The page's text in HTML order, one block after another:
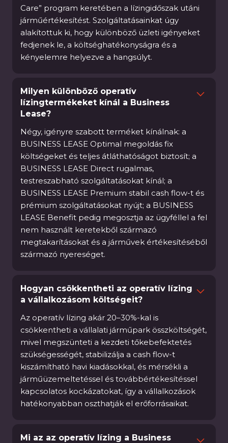
Care” program keretében a lízingidőszak utáni
járműértékesítést. Szolgáltatásainkat úgy
alakítottuk ki, hogy különböző üzleti igényeket
fedjenek le, a költséghatékonyságra és a
kényelemre helyezve a hangsúlyt.
Milyen különböző operatív
lízingtermékeket kínál a Business
Lease?
Négy, igényre szabott terméket kínálnak: a
BUSINESS LEASE Optimal megoldás fix
költségeket és teljes átláthatóságot biztosít; a
BUSINESS LEASE Direct rugalmas,
testreszabható szolgáltatásokat kínál; a
BUSINESS LEASE Premium stabil cash flow-t és
prémium szolgáltatásokat nyújt; a BUSINESS
LEASE Benefit pedig megosztja az ügyféllel a fel
nem használt keretekből származó
megtakarításokat és a járművek értékesítéséből
származó nyereséget.
Hogyan csökkentheti az operatív lízing
a vállalkozásom költségeit?
Az operatív lízing akár 20–30%-kal is
csökkentheti a vállalati járműpark összköltségét,
mivel megszünteti a kezdeti tőkebefektetés
szükségességét, stabilizálja a cash flow-t
kiszámítható havi kiadásokkal, és mérsékli a
járműüzemeltetéssel és továbbértékesítéssel
kapcsolatos kockázatokat, így a vállalkozások
hatékonyabban oszthatják el erőforrásaikat.
Mi az az operatív lízing a Business